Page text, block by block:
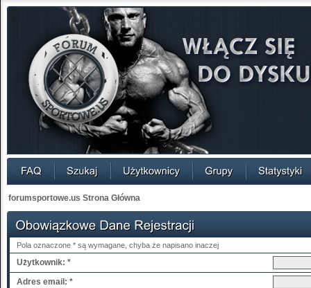
forumsportowe.us Strona Główna
Pola oznaczone * są wymagane, chyba że napisano inaczej
Użytkownik: *
Adres email: *